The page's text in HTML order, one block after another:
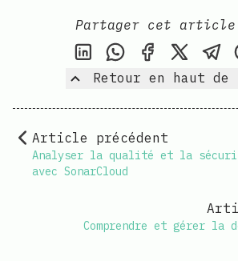
Retour en haut de
Partager cet
Partager cet article
Share this post
Partager
Article précédent
Analyser la qualité et la
avec SonarCloud
Comprendre et gérer la